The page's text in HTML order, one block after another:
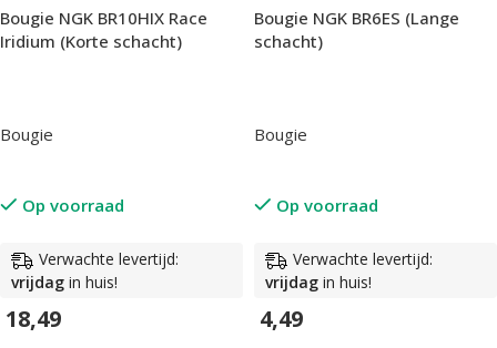
Bougie NGK BR10HIX Race
Iridium (Korte schacht)
Bougie
Op voorraad
Verwachte levertijd:
vrijdag in huis!
18,49
Bougie NGK BR6ES (Lange
schacht)
Bougie
Op voorraad
Verwachte levertijd:
vrijdag in huis!
4,49